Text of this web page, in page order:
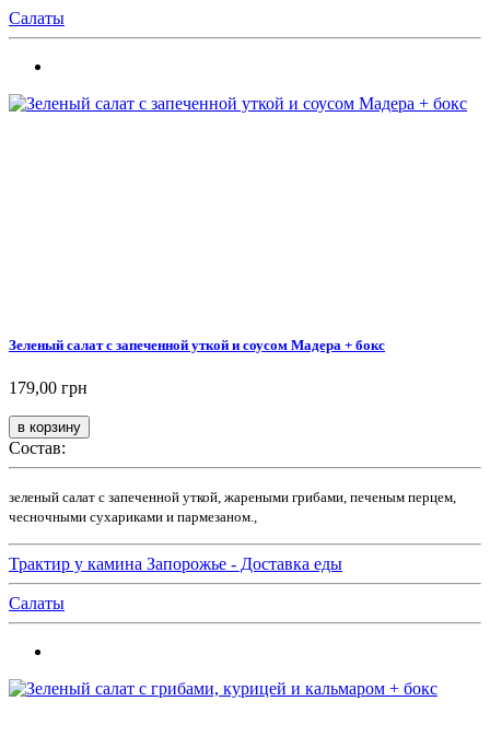
Салаты
Зеленый салат с запеченной уткой и соусом Мадера + бокс
179,00 грн
Состав:
зеленый салат с запеченной уткой, жареными грибами, печеным перцем,
чесночными сухариками и пармезаном.,
Трактир у камина Запорожье - Доставка еды
Салаты